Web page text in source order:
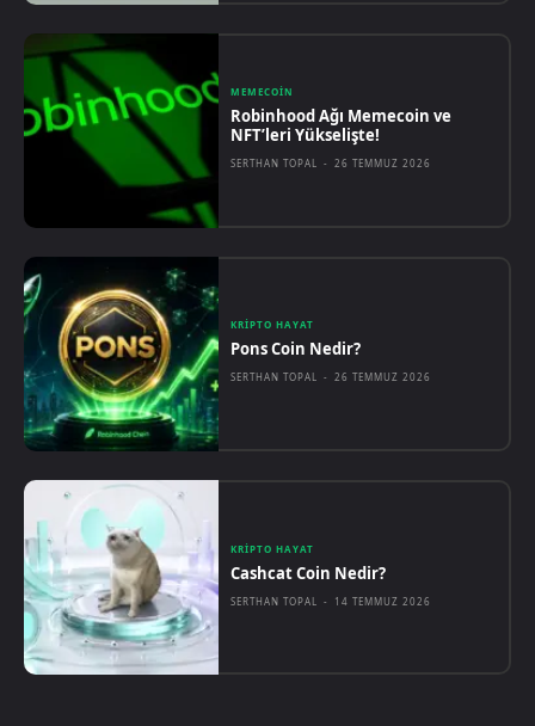
MEMECOIN
Robinhood Ağı Memecoin ve
NFT’leri Yükselişte!
SERTHAN TOPAL - 26 TEMMUZ 2026
KRIPTO HAYAT
Pons Coin Nedir?
SERTHAN TOPAL - 26 TEMMUZ 2026
KRIPTO HAYAT
Cashcat Coin Nedir?
SERTHAN TOPAL - 14 TEMMUZ 2026